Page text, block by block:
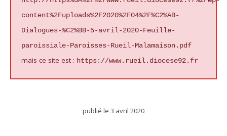
content%2Fuploads%2F2020%2F04%2F%C2%AB-
Dialogues-%C2%BB-5-avril-2020-Feuille-
paroissiale-Paroisses-Rueil-Malamaison.pdf
mais ce site est : https://www.rueil.diocese92.fr
publié le 3 avril 2020